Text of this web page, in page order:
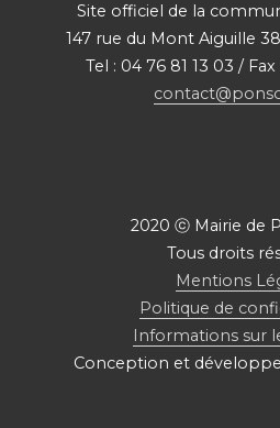
Site officiel de la
147 rue du Mont Aiguille
Tel : 04 76 81 13 03 /
2020 ⓒ Mairie de
Tous droits
Mentions
Politique de
Informations sur
Conception et